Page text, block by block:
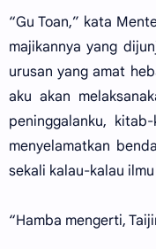
“Gu Toan,” kata
majikannya yang
urusan yang amat
aku akan
peninggalanku,
menyelamatkan
sekali kalau-kalau
“Hamba mengerti,